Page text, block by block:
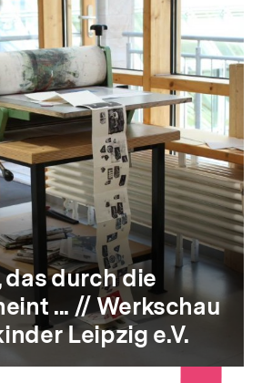
durch die
... // Werkschau
Leipzig e.V.